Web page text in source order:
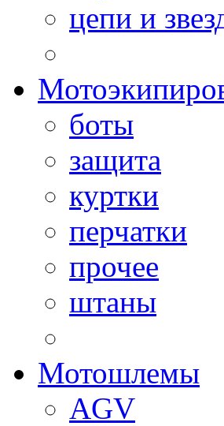
цепи и
боты
защита
куртки
перчатки
прочее
штаны
Мотошлемы
AGV